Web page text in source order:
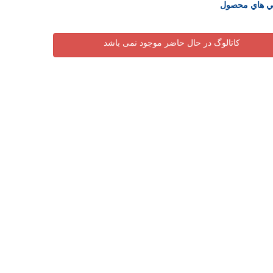
هاي محصول
کاتالوگ در حال حاضر موجود نمی باشد